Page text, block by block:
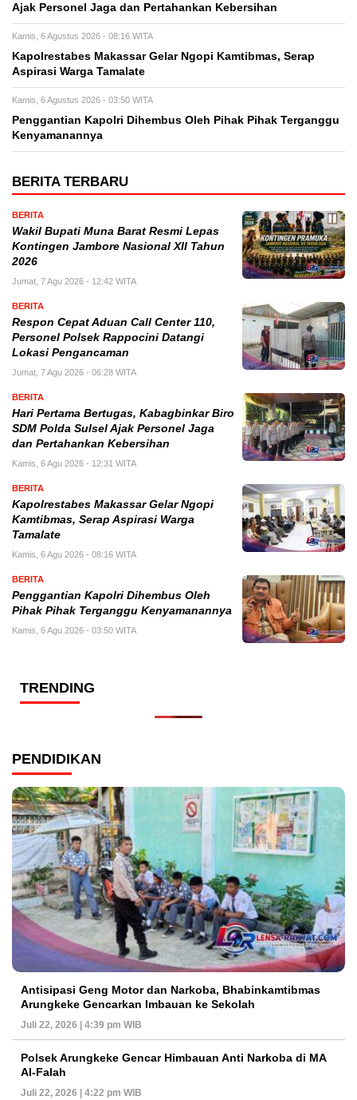
Ajak Personel Jaga dan Pertahankan Kebersihan
Kamis, 6 Agustus 2026 - 08:16 WITA
Kapolrestabes Makassar Gelar Ngopi Kamtibmas, Serap
Aspirasi Warga Tamalate
Kamis, 6 Agustus 2026 - 03:50 WITA
Penggantian Kapolri Dihembus Oleh Pihak Pihak Terganggu
Kenyamanannya
BERITA TERBARU
BERITA
Wakil Bupati Muna Barat Resmi Lepas
Kontingen Jambore Nasional XII Tahun
2026
Jumat, 7 Agu 2026 - 12:42 WITA
BERITA
Respon Cepat Aduan Call Center 110,
Personel Polsek Rappocini Datangi
Lokasi Pengancaman
Jumat, 7 Agu 2026 - 06:28 WITA
BERITA
Hari Pertama Bertugas, Kabagbinkar Biro
SDM Polda Sulsel Ajak Personel Jaga
dan Pertahankan Kebersihan
Kamis, 6 Agu 2026 - 12:31 WITA
BERITA
Kapolrestabes Makassar Gelar Ngopi
Kamtibmas, Serap Aspirasi Warga
Tamalate
Kamis, 6 Agu 2026 - 08:16 WITA
BERITA
Penggantian Kapolri Dihembus Oleh
Pihak Pihak Terganggu Kenyamanannya
Kamis, 6 Agu 2026 - 03:50 WITA
TRENDING
PENDIDIKAN
Antisipasi Geng Motor dan Narkoba, Bhabinkamtibmas
Arungkeke Gencarkan Imbauan ke Sekolah
Juli 22, 2026 | 4:39 pm WIB
Polsek Arungkeke Gencar Himbauan Anti Narkoba di MA
Al-Falah
Juli 22, 2026 | 4:22 pm WIB